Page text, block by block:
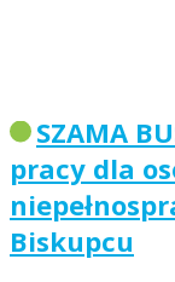
SZAMA
pracy dla
Biskupcu